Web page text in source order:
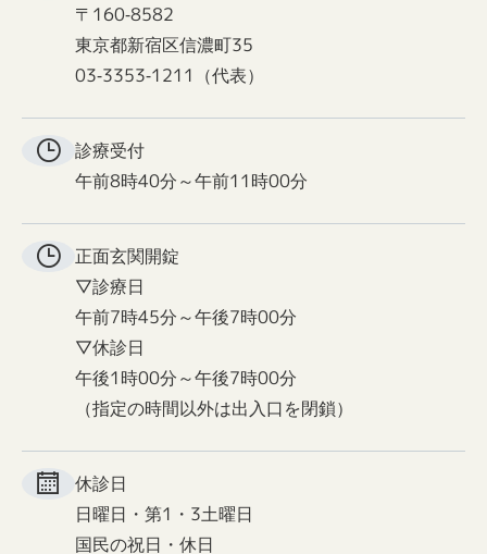
〒160-8582
東京都新宿区信濃町35
03-3353-1211（代表）
診療受付
午前8時40分～午前11時00分
正面玄関開錠
▽診療日
午前7時45分～午後7時00分
▽休診日
午後1時00分～午後7時00分
（指定の時間以外は出入口を閉鎖）
休診日
日曜日・第1・3土曜日
国民の祝日・休日